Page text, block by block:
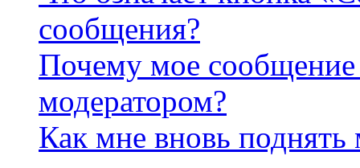
сообщения?
Почему мое сообщение
модератором?
Как мне вновь